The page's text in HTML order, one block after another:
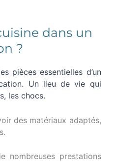
dans un
?
pièces essentielles d’un
Un lieu de vie qui
les chocs.
des matériaux adaptés,
nombreuses prestations